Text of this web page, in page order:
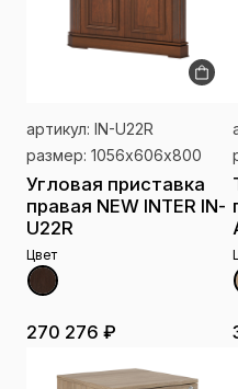
артикул: IN-U22R
размер: 1056х606х800
Угловая приставка
правая NEW INTER IN-
U22R
Цвет
270 276 ₽